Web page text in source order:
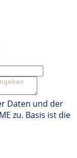
Daten und der
zu. Basis ist die